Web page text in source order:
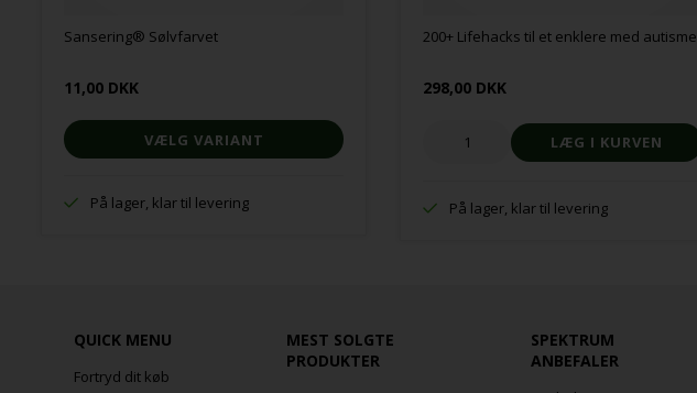
Sansering® Sølvfarvet
11,00 DKK
VÆLG VARIANT
På lager, klar til levering
200+ Lifehacks til et enklere med autisme
298,00 DKK
På lager, klar til levering
QUICK MENU
Fortryd dit køb
MEST SOLGTE
PRODUKTER
SPEKTRUM
ANBEFALER